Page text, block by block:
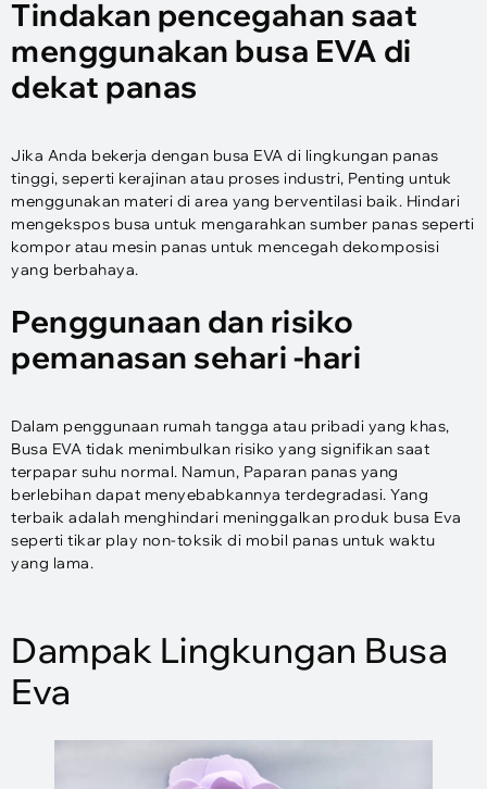
Tindakan pencegahan saat
menggunakan busa EVA di
dekat panas
Jika Anda bekerja dengan busa EVA di lingkungan panas
tinggi, seperti kerajinan atau proses industri, Penting untuk
menggunakan materi di area yang berventilasi baik. Hindari
mengekspos busa untuk mengarahkan sumber panas seperti
kompor atau mesin panas untuk mencegah dekomposisi
yang berbahaya.
Penggunaan dan risiko
pemanasan sehari -hari
Dalam penggunaan rumah tangga atau pribadi yang khas,
Busa EVA tidak menimbulkan risiko yang signifikan saat
terpapar suhu normal. Namun, Paparan panas yang
berlebihan dapat menyebabkannya terdegradasi. Yang
terbaik adalah menghindari meninggalkan produk busa Eva
seperti tikar play non-toksik di mobil panas untuk waktu
yang lama.
Dampak Lingkungan Busa
Eva